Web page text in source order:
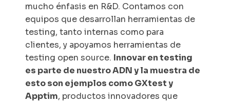
mucho énfasis en R&D. Contamos con
equipos que desarrollan herramientas de
testing, tanto internas como para
clientes, y apoyamos herramientas de
testing open source. Innovar en testing
es parte de nuestro ADN y la muestra de
esto son ejemplos como GXtest y
Apptim, productos innovadores que